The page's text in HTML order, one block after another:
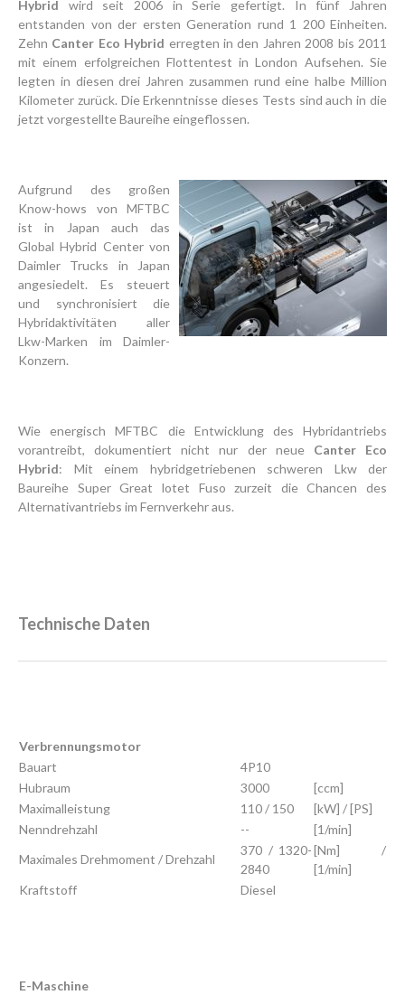
Hybrid wird seit 2006 in Serie gefertigt. In fünf Jahren
entstanden von der ersten Generation rund 1 200 Einheiten.
Zehn Canter Eco Hybrid erregten in den Jahren 2008 bis 2011
mit einem erfolgreichen Flottentest in London Aufsehen. Sie
legten in diesen drei Jahren zusammen rund eine halbe Million
Kilometer zurück. Die Erkenntnisse dieses Tests sind auch in die
jetzt vorgestellte Baureihe eingeflossen.
Aufgrund des großen
Know-hows von MFTBC
ist in Japan auch das
Global Hybrid Center von
Daimler Trucks in Japan
angesiedelt. Es steuert
und synchronisiert die
Hybridaktivitäten aller
Lkw-Marken im Daimler-
Konzern.
Wie energisch MFTBC die Entwicklung des Hybridantriebs
vorantreibt, dokumentiert nicht nur der neue Canter Eco
Hybrid: Mit einem hybridgetriebenen schweren Lkw der
Baureihe Super Great lotet Fuso zurzeit die Chancen des
Alternativantriebs im Fernverkehr aus.
Technische Daten
Verbrennungsmotor
Bauart
4P10
Hubraum
3000
[ccm]
Maximalleistung
110 / 150
[kW] / [PS]
Nenndrehzahl
--
[1/min]
Maximales Drehmoment / Drehzahl
370 / 1320-
2840
[Nm] /
[1/min]
Kraftstoff
Diesel
E-Maschine